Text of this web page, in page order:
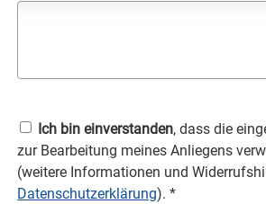
Ich bin einverstanden, dass die
zur Bearbeitung meines Anliegens
(weitere Informationen und
Datenschutzerklärung). *